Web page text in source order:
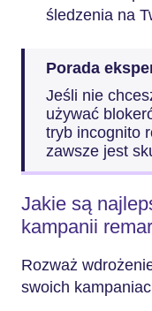
śledzenia na
Porada
Jeśli nie
używać
tryb incognito
zawsze jest
Jakie są
kampanii
Rozważ
swoich